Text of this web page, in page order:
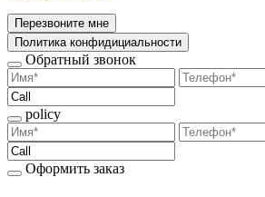
Перезвоните мне
Политика конфидициальности
Обратный звонок
policy
Оформить заказ